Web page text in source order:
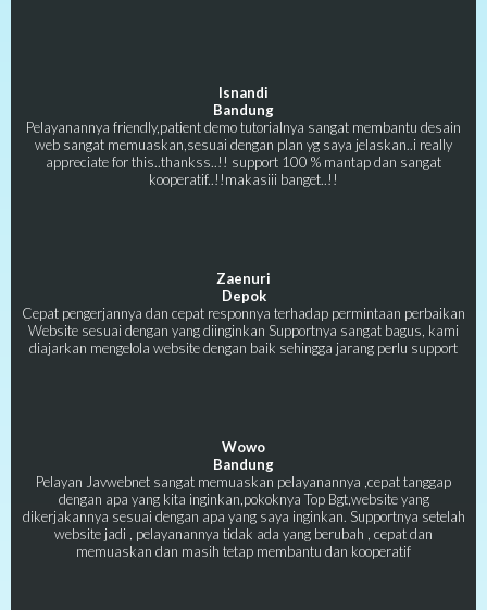
Isnandi
Bandung
Pelayanannya friendly,patient demo tutorialnya sangat membantu desain
web sangat memuaskan,sesuai dengan plan yg saya jelaskan..i really
appreciate for this..thankss..!! support 100 % mantap dan sangat
kooperatif..!!makasiii banget..!!
Zaenuri
Depok
Cepat pengerjannya dan cepat responnya terhadap permintaan perbaikan
Website sesuai dengan yang diinginkan Supportnya sangat bagus, kami
diajarkan mengelola website dengan baik sehingga jarang perlu support
Wowo
Bandung
Pelayan Javwebnet sangat memuaskan pelayanannya ,cepat tanggap
dengan apa yang kita inginkan,pokoknya Top Bgt,website yang
dikerjakannya sesuai dengan apa yang saya inginkan. Supportnya setelah
website jadi , pelayanannya tidak ada yang berubah , cepat dan
memuaskan dan masih tetap membantu dan kooperatif